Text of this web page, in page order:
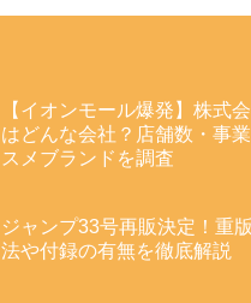
【イオンモール爆発】株式
はどんな会社？店舗数・事
スメブランドを調査
ジャンプ33号再販決定！重
法や付録の有無を徹底解説